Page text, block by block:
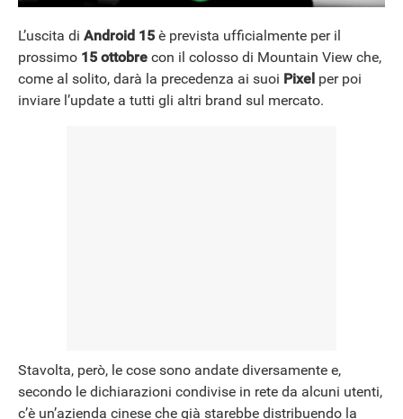
NEWS
L’uscita di Android 15 è prevista ufficialmente per il
prossimo 15 ottobre con il colosso di Mountain View che,
come al solito, darà la precedenza ai suoi Pixel per poi
inviare l’update a tutti gli altri brand sul mercato.
Stavolta, però, le cose sono andate diversamente e,
secondo le dichiarazioni condivise in rete da alcuni utenti,
c’è un’azienda cinese che già starebbe distribuendo la